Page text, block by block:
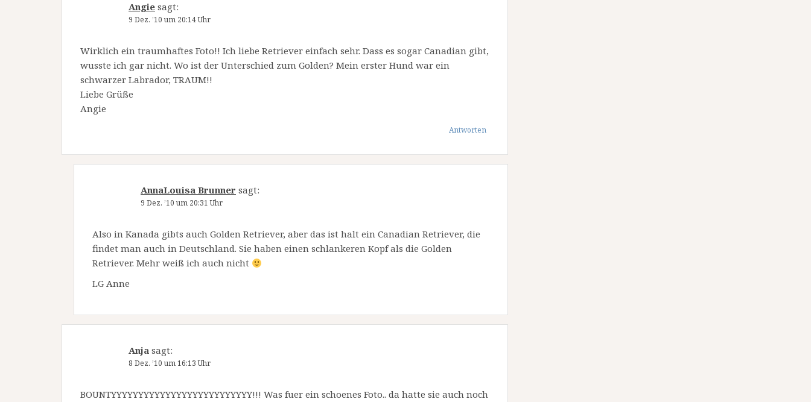
Angie sagt:
9 Dez. ’10 um 20:14 Uhr
Wirklich ein traumhaftes Foto!! Ich liebe Retriever einfach sehr. Dass es sogar Canadian gibt,
wusste ich gar nicht. Wo ist der Unterschied zum Golden? Mein erster Hund war ein
schwarzer Labrador, TRAUM!!
Liebe Grüße
Angie
Antworten
AnnaLouisa Brunner sagt:
9 Dez. ’10 um 20:31 Uhr
Also in Kanada gibts auch Golden Retriever, aber das ist halt ein Canadian Retriever, die
findet man auch in Deutschland. Sie haben einen schlankeren Kopf als die Golden
Retriever. Mehr weiß ich auch nicht
LG Anne
Anja sagt:
8 Dez. ’10 um 16:13 Uhr
BOUNTYYYYYYYYYYYYYYYYYYYYYYYYYY!!! Was fuer ein schoenes Foto.. da hatte sie auch noch